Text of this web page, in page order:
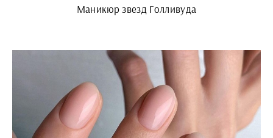
Маникюр звезд Голливуда